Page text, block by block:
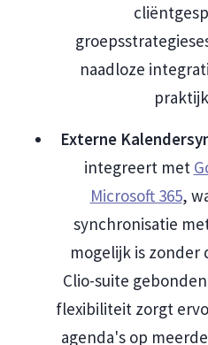
naadloze
Externe
integreert met
Microsoft 365,
synchronisatie
mogelijk is zonder
Clio-suite
flexibiliteit zorgt
agenda's op